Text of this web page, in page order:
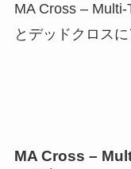
MA Cross –
とデッドクロス
MA Cross –